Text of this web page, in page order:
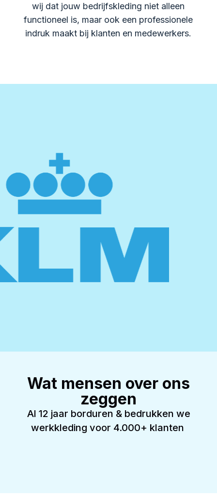
wij dat jouw bedrijfskleding niet alleen
functioneel is, maar ook een professionele
indruk maakt bij klanten en medewerkers.
Wat mensen over ons
zeggen
Al 12 jaar borduren & bedrukken we
werkkleding voor 4.000+ klanten